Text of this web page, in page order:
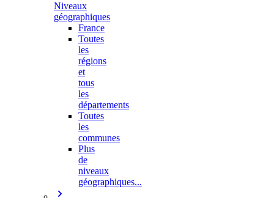
Niveaux
géographiques
France
Toutes
les
régions
et
tous
les
départements
Toutes
les
communes
Plus
de
niveaux
géographiques...